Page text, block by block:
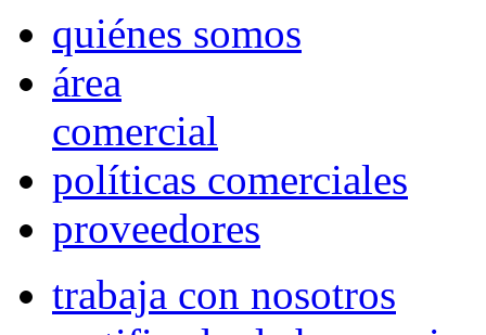
quiénes somos
área
comercial
políticas comerciales
proveedores
trabaja con nosotros